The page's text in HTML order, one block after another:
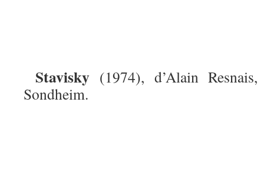
Stavisky(1974), d’Alain Resnais,
Sondheim.